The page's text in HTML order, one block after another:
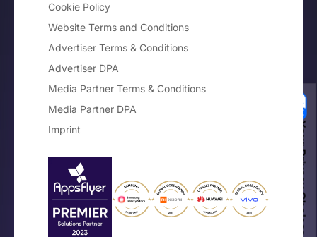
Cookie Policy
Website Terms and Conditions
Advertiser Terms & Conditions
Advertiser DPA
Media Partner Terms & Conditions
Media Partner DPA
Imprint
Your Privacy Choices